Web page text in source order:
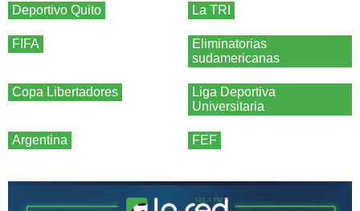
Deportivo Quito La TRI
FIFA
Eliminatorias
sudamericanas
Copa Libertadores
Liga Deportiva
Universitaria
Argentina FEF